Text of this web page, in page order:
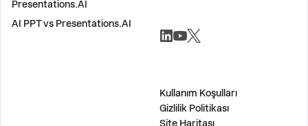
Presentations.AI
AI PPT vs Presentations.AI
Kullanım Koşulları
Gizlilik Politikası
Site Haritası